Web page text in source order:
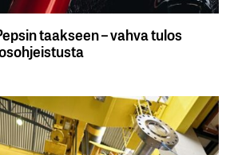
taakseen – vahva tulos